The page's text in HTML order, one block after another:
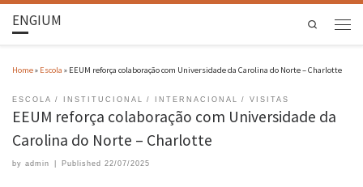
ENGIUM Search
Home» Escola » EEUM reforça colaboração com Universidade da Carolina do Norte – Charlotte
ESCOLA INSTITUCIONAL INTERNACIONAL VISITAS
EEUM reforça colaboração com Universidade da
Carolina do Norte – Charlotte
by admin Published 22/07/2025